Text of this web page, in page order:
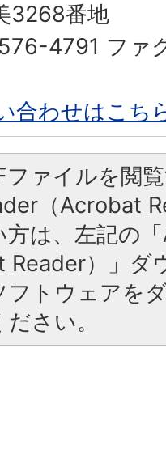
3268番地
4791 ファ
合わせはこち
ファイルを閲
（Acrobat
は、左記の
Reader）」ダ
フトウェアを
さい。